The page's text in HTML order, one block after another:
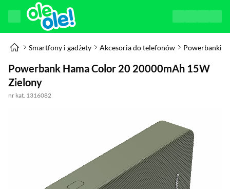
Smartfony i gadżety Akcesoria do telefonów Powerbanki
Powerbank Hama Color 20 20000mAh 15W
Zielony
nr kat. 1316082